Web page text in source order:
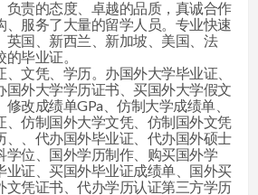
负责的态度、卓越的品质，真诚合作
、服务了大量的留学人员。专业快速
英国、新西兰、新加坡、美国、法
毕业证。
文凭、学历。办国外大学毕业证、
国外大学学历证书、买国外大学假文
改成绩单GPa、仿制大学成绩单、
、仿制国外大学文凭、仿制国外文凭
、、代办国外毕业证、代办国外硕士
学位、国外学历制作、购买国外学
业证、买国外毕业证成绩单、国外买
文凭证书、代办学历认证第三方学历